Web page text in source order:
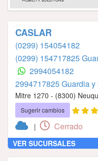
CASLAR
(0299) 154054182
(0299) 154717825
2994054182
2994717825 Guardia
Mitre 1270 - (8300)
Sugerir cambios
| Cerrado
VER SUCURSALES